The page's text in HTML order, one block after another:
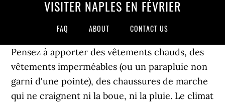
VISITER NAPLES EN FÉVRIER
FAQ ABOUT CONTACT US
Pensez à apporter des vêtements chauds, des
vêtements imperméables (ou un parapluie non
garni d'une pointe), des chaussures de marche
qui ne craignent ni la boue, ni la pluie. Le climat